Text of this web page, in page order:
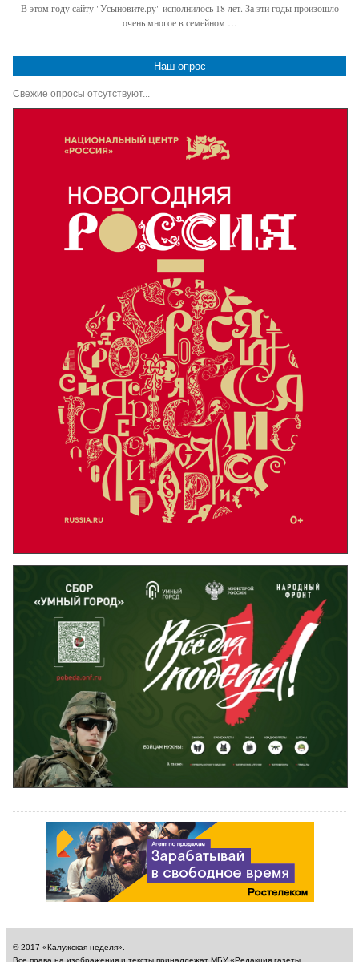
В этом году сайту "Усыновите.ру" исполнилось 18 лет. За эти годы произошло
очень многое в семейном …
Наш опрос
Свежие опросы отсутствуют...
© 2017 «Калужская неделя».
Все права на изображения и тексты принадлежат МБУ «Редакция газеты